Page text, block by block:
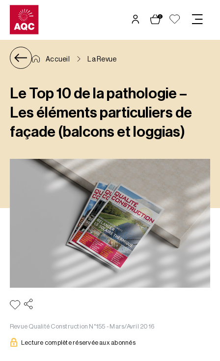
Panneau de gestion des cookies
0
Accueil La Revue
Le Top 10 de la pathologie –
Les éléments particuliers de
façade (balcons et loggias)
Revue Qualité Construction N°155 - Mars/Avril 2016
Lecture complète réservée aux abonnés